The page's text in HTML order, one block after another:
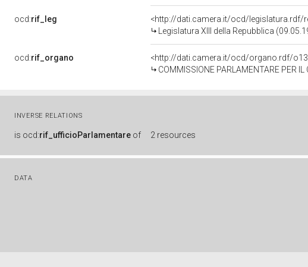
ocd:rif_leg
<http://dati.camera.it/ocd/legislatura.rdf/
Legislatura XIII della Repubblica
ocd:rif_organo
<http://dati.camera.it/ocd/organo.rdf/
COMMISSIONE PARLAMENTARE PER
INVERSE RELATIONS
is ocd:rif_ufficioParlamentare of 2 resources
DATA